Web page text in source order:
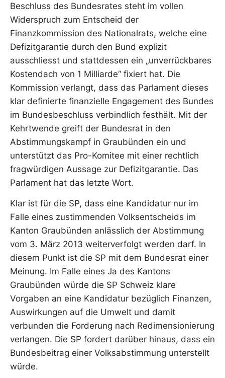
Beschluss des Bundesrates steht im vollen
Widerspruch zum Entscheid der
Finanzkommission des Nationalrats, welche eine
Defizitgarantie durch den Bund explizit
ausschliesst und stattdessen ein „unverrückbares
Kostendach von 1 Milliarde“ fixiert hat. Die
Kommission verlangt, dass das Parlament dieses
klar definierte finanzielle Engagement des Bundes
im Bundesbeschluss verbindlich festhält. Mit der
Kehrtwende greift der Bundesrat in den
Abstimmungskampf in Graubünden ein und
unterstützt das Pro-Komitee mit einer rechtlich
fragwürdigen Aussage zur Defizitgarantie. Das
Parlament hat das letzte Wort.
Klar ist für die SP, dass eine Kandidatur nur im
Falle eines zustimmenden Volksentscheids im
Kanton Graubünden anlässlich der Abstimmung
vom 3. März 2013 weiterverfolgt werden darf. In
diesem Punkt ist die SP mit dem Bundesrat einer
Meinung. Im Falle eines Ja des Kantons
Graubünden würde die SP Schweiz klare
Vorgaben an eine Kandidatur bezüglich Finanzen,
Auswirkungen auf die Umwelt und damit
verbunden die Forderung nach Redimensionierung
verlangen. Die SP fordert darüber hinaus, dass ein
Bundesbeitrag einer Volksabstimmung unterstellt
würde.